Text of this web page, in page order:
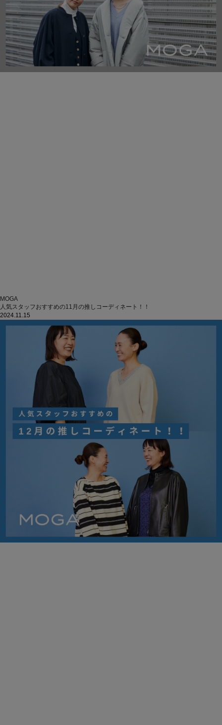
MOGA
人気スタッフおすすめの11月の推しコーディネート！！
2024.11.15